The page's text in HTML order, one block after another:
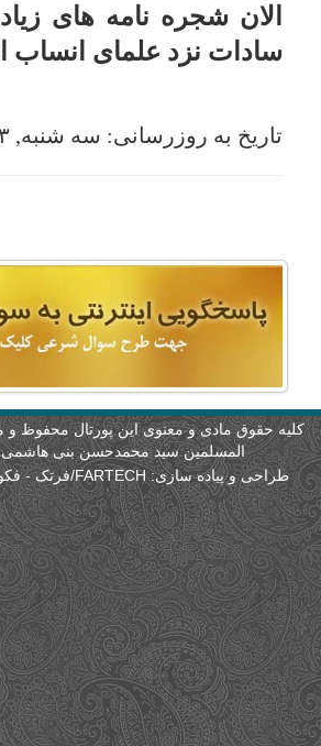
حقوق مادی و معنوی این پورتال محفوظ و
المسلمین سید محمدحسن بنی هاشمی
طراحی و پیاده سازی:FARTECH/فرتک - فکور رایانه توسعه کویر